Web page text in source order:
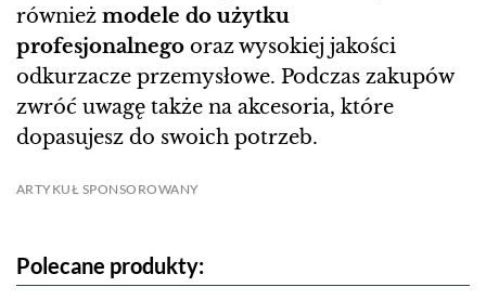
również modele do użytku
profesjonalnego oraz wysokiej jakości
odkurzacze przemysłowe. Podczas zakupów
zwróć uwagę także na akcesoria, które
dopasujesz do swoich potrzeb.
ARTYKUŁ SPONSOROWANY
Polecane produkty: